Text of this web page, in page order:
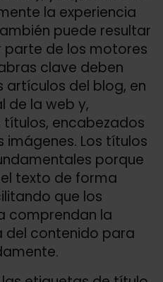
la experiencia
puede resultar
parte de los motores
clave deben
artículos del blog, en
de la web y,
encabezados
Los títulos
porque
texto de forma
que los
comprendan la
contenido para